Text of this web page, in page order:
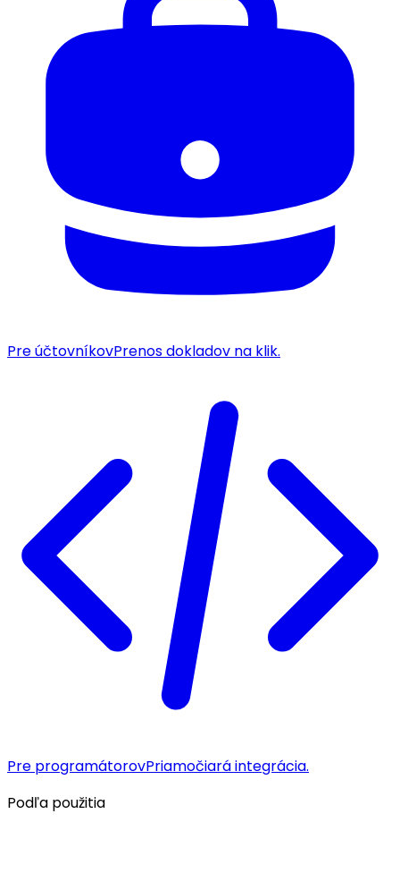
Pre účtovníkovPrenos dokladov na klik.
Pre programátorovPriamočiará integrácia.
Podľa použitia